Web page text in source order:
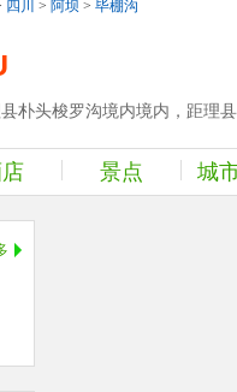
四川 > 阿坝 > 毕棚沟
朴头梭罗沟境内境内，距
景点 城